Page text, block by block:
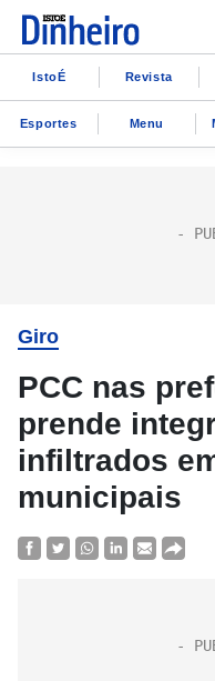
IstoÉ Revista
Esportes Menu
Giro
PCC nas
prende
infiltrados
municipais